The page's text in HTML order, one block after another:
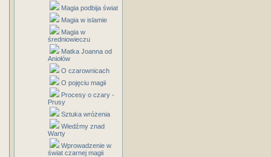
Magia podbija świat
Magia w islamie
Magia w
średniowieczu
Matka Joanna od
Aniołów
O czarownicach
O pojęciu magii
Procesy o czary -
Prusy
Sztuka wróżenia
Wiedźmy znad
Warty
Wprowadzenie w
świat czarnej magii